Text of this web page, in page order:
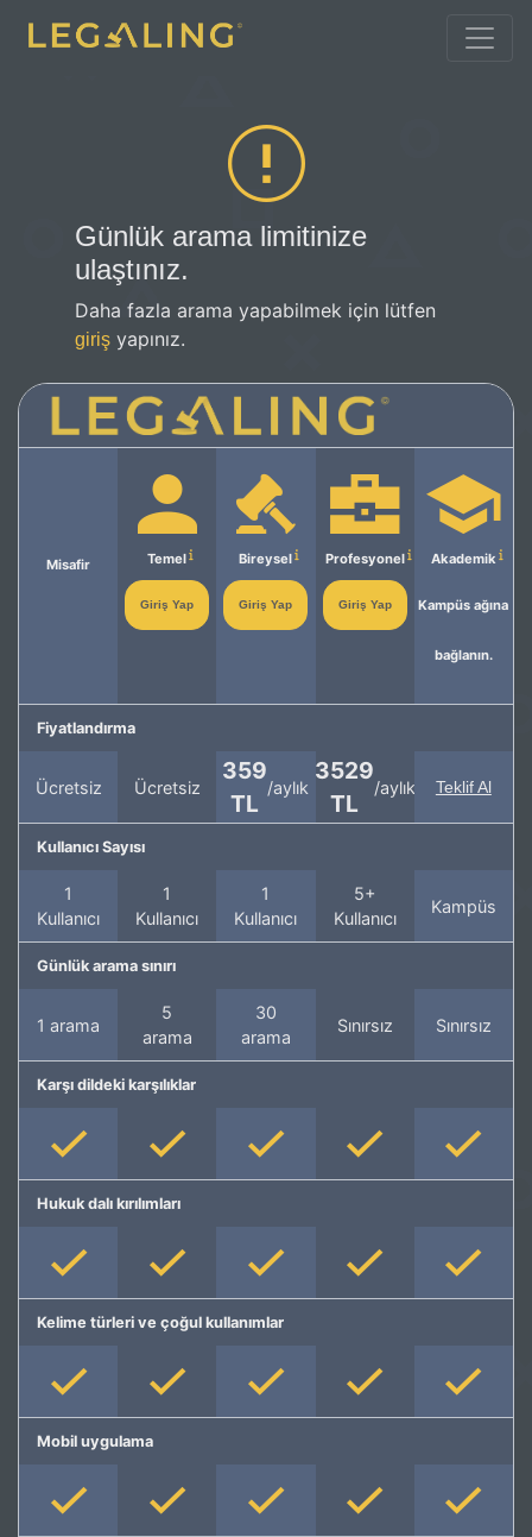
Günlük arama limitinize
ulaştınız.
Daha fazla arama yapabilmek için lütfen
giriş yapınız.
Misafir Temel
Giriş Yap
Bireysel
Giriş Yap
Profesyonel
Giriş Yap
Akademik
Kampüs ağına
bağlanın.
Fiyatlandırma
Ücretsiz Ücretsiz
359
TL
/aylık
3529
TL
/aylık Teklif Al
Kullanıcı Sayısı
1
Kullanıcı
1
Kullanıcı
1
Kullanıcı
5+
Kullanıcı
Kampüs
Günlük arama sınırı
1 arama
5
arama
30
arama
Sınırsız Sınırsız
Karşı dildeki karşılıklar
Hukuk dalı kırılımları
Kelime türleri ve çoğul kullanımlar
Mobil uygulama